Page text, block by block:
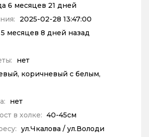
6 месяцев 21 дней
2025-02-28 13:47:00
5 месяцев 8 дней назад
нет
коричневый с белым,
нет
в холке: 40-45см
ул.Чкалова / ул.Володи